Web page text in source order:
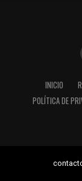
INICIO
POLÍTICA DE